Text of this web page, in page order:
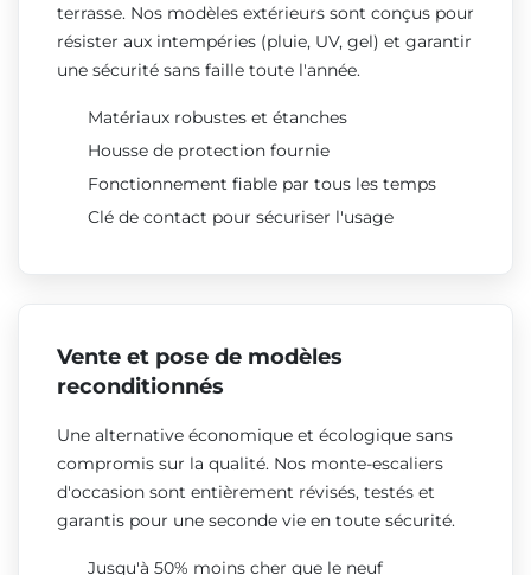
terrasse. Nos modèles extérieurs sont conçus pour
résister aux intempéries (pluie, UV, gel) et garantir
une sécurité sans faille toute l'année.
Matériaux robustes et étanches
Housse de protection fournie
Fonctionnement fiable par tous les temps
Clé de contact pour sécuriser l'usage
Vente et pose de modèles
reconditionnés
Une alternative économique et écologique sans
compromis sur la qualité. Nos monte-escaliers
d'occasion sont entièrement révisés, testés et
garantis pour une seconde vie en toute sécurité.
Jusqu'à 50% moins cher que le neuf